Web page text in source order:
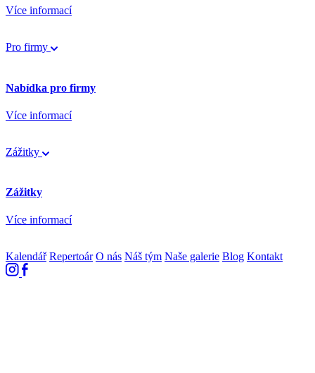
Více informací
Pro firmy
Nabídka pro firmy
Více informací
Zážitky
Zážitky
Více informací
Kalendář Repertoár O nás Náš tým Naše galerie Blog Kontakt